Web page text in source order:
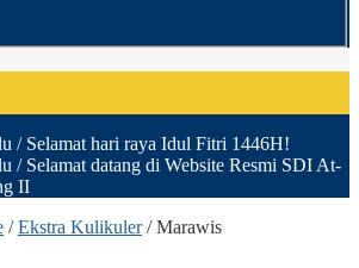
/ Selamat hari raya Idul Fitri 1446H!
/ Selamat datang di Website Resmi SDI At-
II
/Ekstra Kulikuler/Marawis